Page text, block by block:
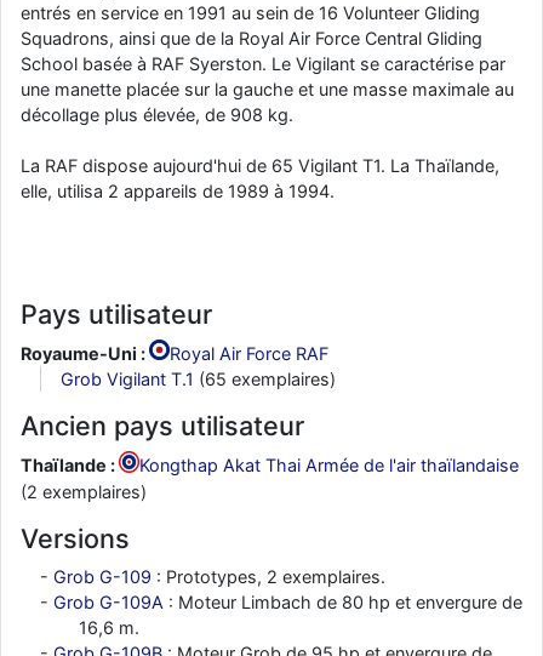
entrés en service en 1991 au sein de 16 Volunteer Gliding
Squadrons, ainsi que de la Royal Air Force Central Gliding
School basée à RAF Syerston. Le Vigilant se caractérise par
une manette placée sur la gauche et une masse maximale au
décollage plus élevée, de 908 kg.
La RAF dispose aujourd'hui de 65 Vigilant T1. La Thaïlande,
elle, utilisa 2 appareils de 1989 à 1994.
Pays utilisateur
Royaume-Uni :
Royal Air Force RAF
Grob Vigilant T.1 (65 exemplaires)
Ancien pays utilisateur
Thaïlande :
Kongthap Akat Thai Armée de l'air thaïlandaise
(2 exemplaires)
Versions
Grob G-109 : Prototypes, 2 exemplaires.
Grob G-109A : Moteur Limbach de 80 hp et envergure de
16,6 m.